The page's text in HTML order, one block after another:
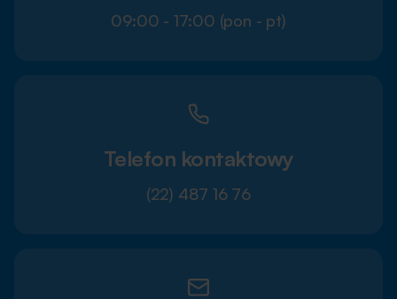
09:00 - 17:00 (pon - pt)
Telefon kontaktowy
(22) 487 16 76